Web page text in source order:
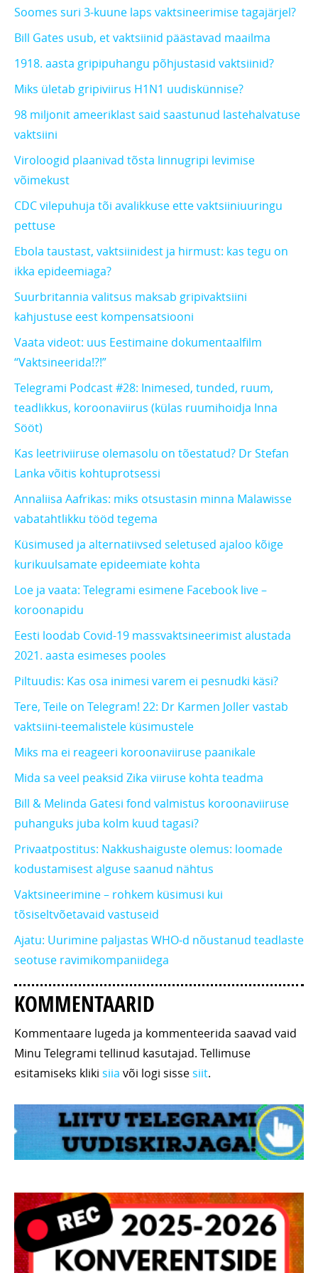
Soomes suri 3-kuune laps vaktsineerimise tagajärjel?
Bill Gates usub, et vaktsiinid päästavad maailma
1918. aasta gripipuhangu põhjustasid vaktsiinid?
Miks ületab gripiviirus H1N1 uudiskünnise?
98 miljonit ameeriklast said saastunud lastehalvatuse
vaktsiini
Viroloogid plaanivad tõsta linnugripi levimise
võimekust
CDC vilepuhuja tõi avalikkuse ette vaktsiiniuuringu
pettuse
Ebola taustast, vaktsiinidest ja hirmust: kas tegu on
ikka epideemiaga?
Suurbritannia valitsus maksab gripivaktsiini
kahjustuse eest kompensatsiooni
Vaata videot: uus Eestimaine dokumentaalfilm
“Vaktsineerida!?!”
Telegrami Podcast #28: Inimesed, tunded, ruum,
teadlikkus, koroonaviirus (külas ruumihoidja Inna
Sööt)
Kas leetriviiruse olemasolu on tõestatud? Dr Stefan
Lanka võitis kohtuprotsessi
Annaliisa Aafrikas: miks otsustasin minna Malawisse
vabatahtlikku tööd tegema
Küsimused ja alternatiivsed seletused ajaloo kõige
kurikuulsamate epideemiate kohta
Loe ja vaata: Telegrami esimene Facebook live –
koroonapidu
Eesti loodab Covid-19 massvaktsineerimist alustada
2021. aasta esimeses pooles
Piltuudis: Kas osa inimesi varem ei pesnudki käsi?
Tere, Teile on Telegram! 22: Dr Karmen Joller vastab
vaktsiini-teemalistele küsimustele
Miks ma ei reageeri koroonaviiruse paanikale
Mida sa veel peaksid Zika viiruse kohta teadma
Bill & Melinda Gatesi fond valmistus koroonaviiruse
puhanguks juba kolm kuud tagasi?
Privaatpostitus: Nakkushaiguste olemus: loomade
kodustamisest alguse saanud nähtus
Vaktsineerimine – rohkem küsimusi kui
tõsiseltvõetavaid vastuseid
Ajatu: Uurimine paljastas WHO-d nõustanud teadlaste
seotuse ravimikompaniidega
KOMMENTAARID
Kommentaare lugeda ja kommenteerida saavad vaid
Minu Telegrami tellinud kasutajad. Tellimuse
esitamiseks kliki siia või logi sissesiit.